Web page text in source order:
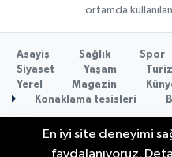
ortamda
Asayiş Sağlık Spor
Siyaset
Yaşam
Yerel
Magazin
Konaklama tesisleri
En iyi site deneyimi
faydalanıyoruz.